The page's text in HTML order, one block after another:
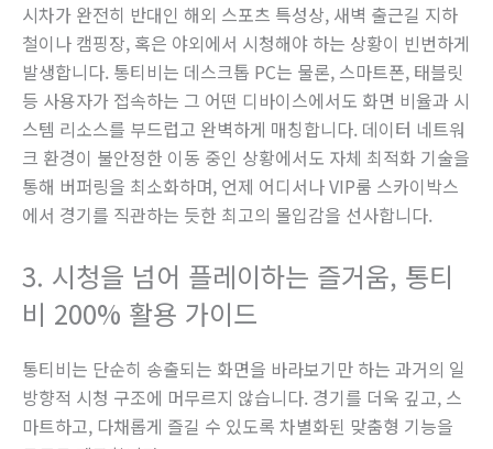
시차가 완전히 반대인 해외 스포츠 특성상, 새벽 출근길 지하
철이나 캠핑장, 혹은 야외에서 시청해야 하는 상황이 빈번하게
발생합니다. 통티비는 데스크톱 PC는 물론, 스마트폰, 태블릿
등 사용자가 접속하는 그 어떤 디바이스에서도 화면 비율과 시
스템 리소스를 부드럽고 완벽하게 매칭합니다. 데이터 네트워
크 환경이 불안정한 이동 중인 상황에서도 자체 최적화 기술을
통해 버퍼링을 최소화하며, 언제 어디서나 VIP룸 스카이박스
에서 경기를 직관하는 듯한 최고의 몰입감을 선사합니다.
3. 시청을 넘어 플레이하는 즐거움, 통티
비 200% 활용 가이드
통티비는 단순히 송출되는 화면을 바라보기만 하는 과거의 일
방향적 시청 구조에 머무르지 않습니다. 경기를 더욱 깊고, 스
마트하고, 다채롭게 즐길 수 있도록 차별화된 맞춤형 기능을